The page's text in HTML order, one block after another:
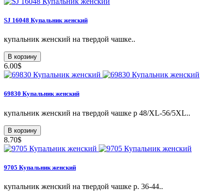
SJ 16048 Купальник женский
купальник женский на твердой чашке..
В корзину
6.00$
69830 Купальник женский
купальник женский на твердой чашке р 48/XL-56/5XL..
В корзину
8.70$
9705 Купальник женский
купальник женский на твердой чашке р. 36-44..